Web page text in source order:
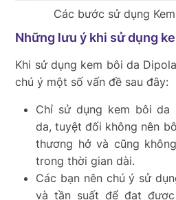
Các bước sử dụng
Những lưu ý khi sử dụng
Khi sử dụng kem bôi da
chú ý một số vấn đề sau đây:
Chỉ sử dụng kem bôi da
da, tuyệt đối không nên
thương hở và cũng
trong thời gian dài.
Các bạn nên chú ý sử
và tần suất để đạt